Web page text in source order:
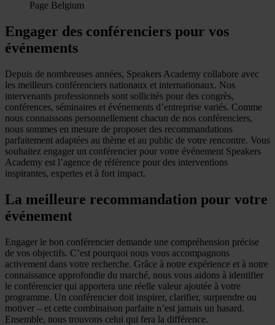
Page Belgium
Engager des conférenciers pour vos
événements
Depuis de nombreuses années, Speakers Academy collabore avec
les meilleurs conférenciers nationaux et internationaux. Nos
intervenants professionnels sont sollicités pour des congrès,
conférences, séminaires et événements d’entreprise variés. Comme
nous connaissons personnellement chacun de nos conférenciers,
nous sommes en mesure de proposer des recommandations
parfaitement adaptées au thème et au public de votre rencontre. Vous
souhaitez engager un conférencier pour votre événement Speakers
Academy est l’agence de référence pour des interventions
inspirantes, expertes et à fort impact.
La meilleure recommandation pour votre
événement
Engager le bon conférencier demande une compréhension précise
de vos objectifs. C’est pourquoi nous vous accompagnons
activement dans votre recherche. Grâce à notre expérience et à notre
connaissance approfondie du marché, nous vous aidons à identifier
le conférencier qui apportera une réelle valeur ajoutée à votre
programme. Un conférencier doit inspirer, clarifier, surprendre ou
motiver – et cette combinaison parfaite n’est jamais un hasard.
Ensemble, nous trouvons celui qui fera la différence.